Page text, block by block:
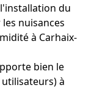
du
nuisances
à Carhaix-
bien le
à